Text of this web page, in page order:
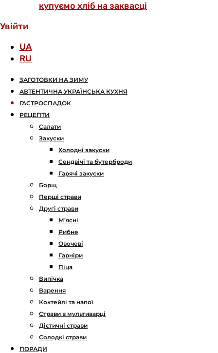
купуємо хліб на заквасці
Увійти
UA
RU
ЗАГОТОВКИ НА ЗИМУ
АВТЕНТИЧНА УКРАЇНСЬКА КУХНЯ
ГАСТРОСПАДОК
РЕЦЕПТИ
Салати
Закуски
Холодні закуски
Сендвічі та бутерброди
Гарячі закуски
Борщ
Перші страви
Другі страви
М’ясні
Рибне
Овочеві
Гарніри
Піца
Випічка
Варення
Коктейлі та напої
Страви в мультиварці
Дієтичні страви
Солодкі страви
ПОРАДИ